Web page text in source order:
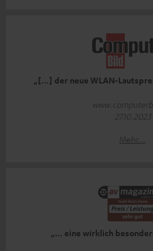
„[…] der neue WLAN-
27.10.2023
Mehr...
„… eine wirklich